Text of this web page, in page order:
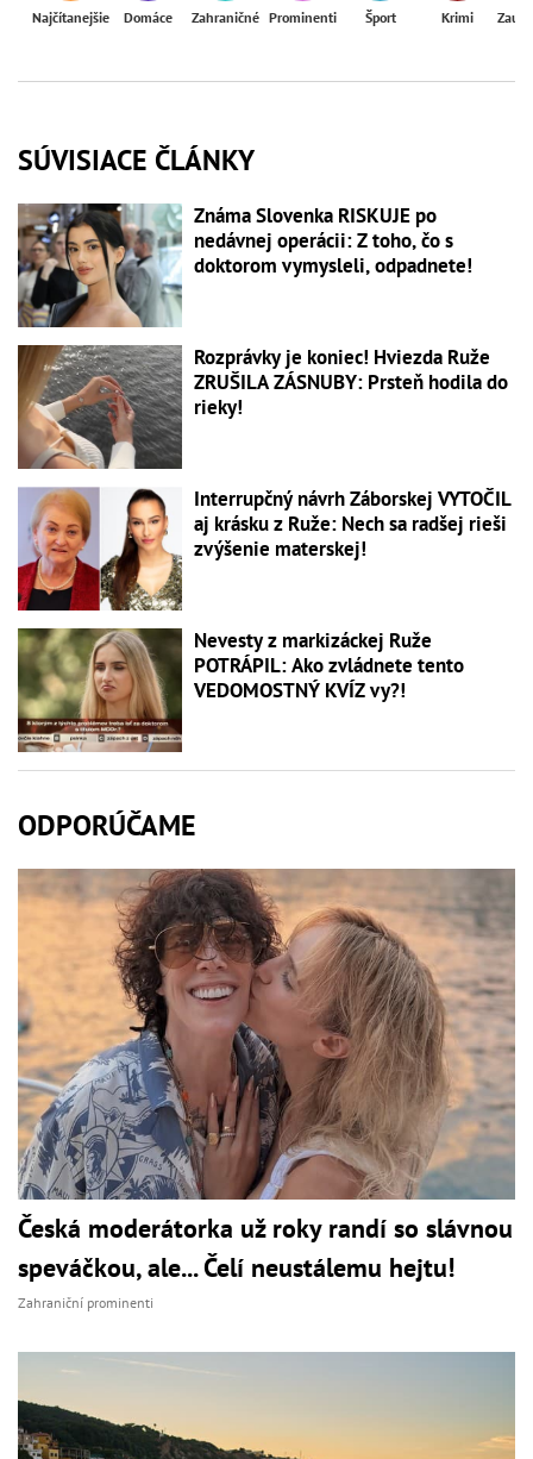
Najčítanejšie Domáce Zahraničné Prominenti Šport Krimi
SÚVISIACE ČLÁNKY
Známa Slovenka RISKUJE po
nedávnej operácii: Z toho, čo s
doktorom vymysleli, odpadnete!
Rozprávky je koniec! Hviezda Ruže
ZRUŠILA ZÁSNUBY: Prsteň hodila do
rieky!
Interrupčný návrh Záborskej VYTOČIL
aj krásku z Ruže: Nech sa radšej rieši
zvýšenie materskej!
Nevesty z markizáckej Ruže
POTRÁPIL: Ako zvládnete tento
VEDOMOSTNÝ KVÍZ vy?!
ODPORÚČAME
Česká moderátorka už roky randí so slávnou
speváčkou, ale... Čelí neustálemu hejtu!
Zahraniční prominenti